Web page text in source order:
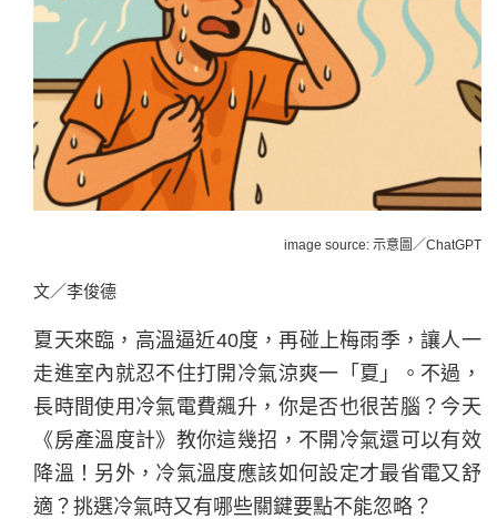
image source: 示意圖／ChatGPT
文／李俊德
夏天來臨，高溫逼近40度，再碰上梅雨季，讓人一
走進室內就忍不住打開冷氣涼爽一「夏」。不過，
長時間使用冷氣電費飆升，你是否也很苦腦？今天
《房產溫度計》教你這幾招，不開冷氣還可以有效
降溫！另外，冷氣溫度應該如何設定才最省電又舒
適？挑選冷氣時又有哪些關鍵要點不能忽略？